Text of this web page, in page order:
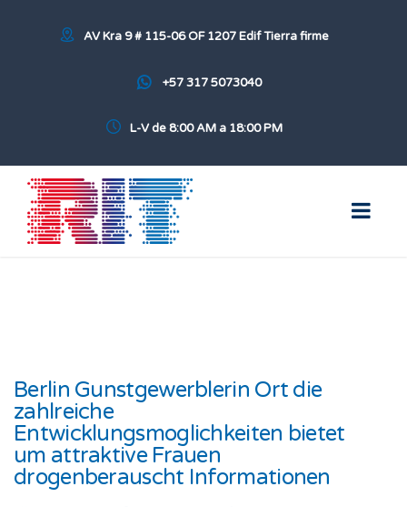
AV Kra 9 # 115-06 OF 1207 Edif Tierra firme
+57 317 5073040
L-V de 8:00 AM a 18:00 PM
Berlin Gunstgewerblerin Ort die
zahlreiche
Entwicklungsmoglichkeiten bietet
um attraktive Frauen
drogenberauscht Informationen